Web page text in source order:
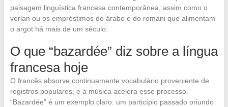
paisagem linguística francesa contemporânea, assim como o
verlan ou os empréstimos do árabe e do romani que alimentam
o argot há mais de um século.
O que “bazardée” diz sobre a língua
francesa hoje
O francês absorve continuamente vocabulário proveniente de
registros populares, e a música acelera esse processo.
“Bazardée” é um exemplo claro: um particípio passado oriundo